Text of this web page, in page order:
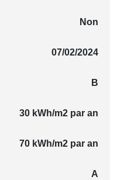
Non
07/02/2024
B
30 kWh/m2 par an
70 kWh/m2 par an
A